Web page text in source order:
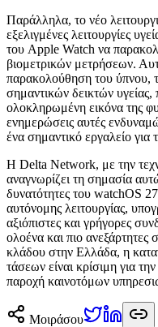
Παράλληλα, το νέο
εξελιγμένες λειτουργίες
του Apple Watch να
βιομετρικών μετρήσεων.
παρακολούθηση του ύπνου,
σημαντικών δεικτών υγείας,
ολοκληρωμένη εικόνα της
ενημερώσεις αυτές
ένα σημαντικό εργαλείο για
Η Delta Network, με την
αναγνωρίζει τη σημασία
δυνατότητες του watchOS
αυτόνομης λειτουργίας,
αξιόπιστες και γρήγορες
ολοένα και πιο ανεξάρτητες
κλάδου στην Ελλάδα, η
τάσεων είναι κρίσιμη για
παροχή καινοτόμων
Μοιράσου